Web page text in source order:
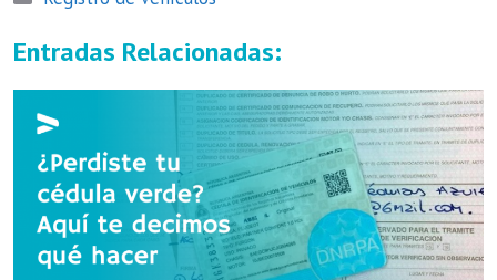
Entradas Relacionadas: